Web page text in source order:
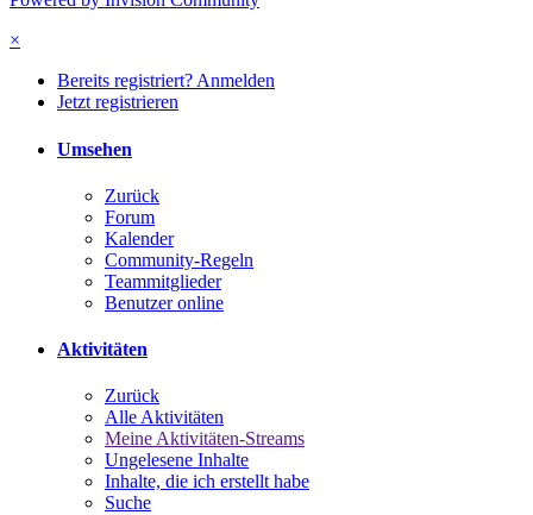
×
Bereits registriert? Anmelden
Jetzt registrieren
Umsehen
Zurück
Forum
Kalender
Community-Regeln
Teammitglieder
Benutzer online
Aktivitäten
Zurück
Alle Aktivitäten
Meine Aktivitäten-Streams
Ungelesene Inhalte
Inhalte, die ich erstellt habe
Suche